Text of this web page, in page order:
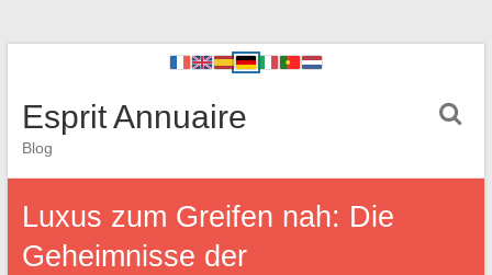
Esprit Annuaire
Blog
Luxus zum Greifen nah: Die
Geheimnisse der